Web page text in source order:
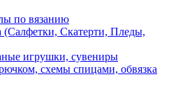
по вязанию
(Салфетки, Скатерти, Пледы,
игрушки, сувениры
схемы спицами, обвязка